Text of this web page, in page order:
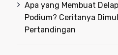
Apa yang Membuat
Podium? Ceritanya
Pertandingan